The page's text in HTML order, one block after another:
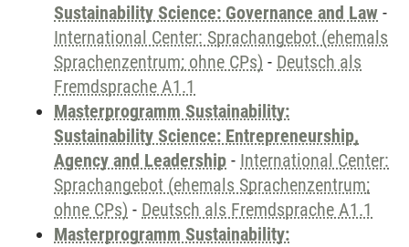
Sustainability Science: Governance and Law -
International Center: Sprachangebot (ehemals
Sprachenzentrum; ohne CPs) - Deutsch als
Fremdsprache A1.1
Masterprogramm Sustainability:
Sustainability Science: Entrepreneurship,
Agency and Leadership - International Center:
Sprachangebot (ehemals Sprachenzentrum;
ohne CPs) - Deutsch als Fremdsprache A1.1
Masterprogramm Sustainability: